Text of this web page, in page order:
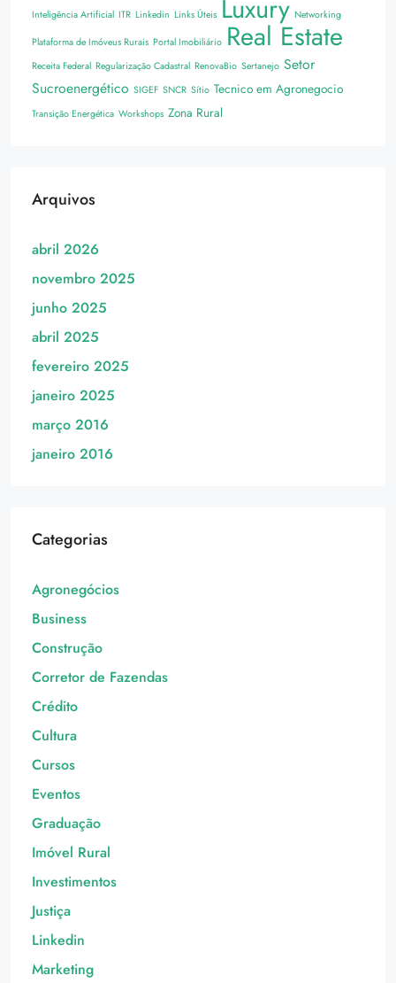
Inteligência Artificial ITR Linkedin Links Úteis Luxury Networking
Plataforma de Imóveus Rurais Portal Imobiliário Real Estate
Receita Federal Regularização Cadastral RenovaBio Sertanejo Setor
Sucroenergético SIGEF SNCR Sítio Tecnico em Agronegocio
Transição Energética Workshops Zona Rural
Arquivos
abril 2026
novembro 2025
junho 2025
abril 2025
fevereiro 2025
janeiro 2025
março 2016
janeiro 2016
Categorias
Agronegócios
Business
Construção
Corretor de Fazendas
Crédito
Cultura
Cursos
Eventos
Graduação
Imóvel Rural
Investimentos
Justiça
Linkedin
Marketing